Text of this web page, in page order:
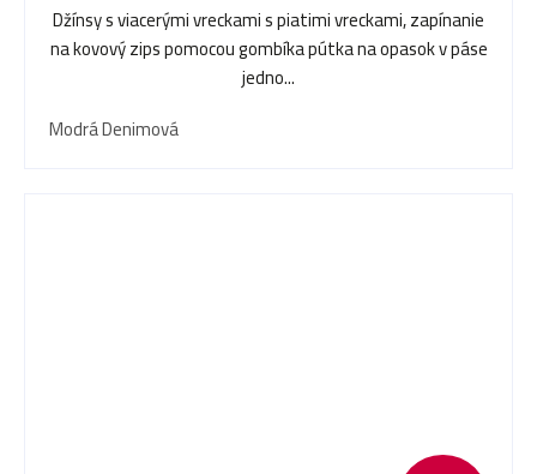
Džínsy s viacerými vreckami s piatimi vreckami, zapínanie
na kovový zips pomocou gombíka pútka na opasok v páse
jedno...
Modrá Denimová